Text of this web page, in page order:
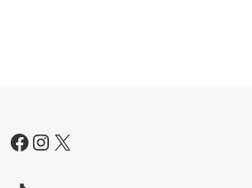
Facebook
Instagram
X